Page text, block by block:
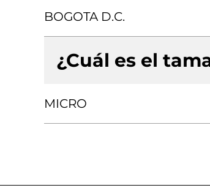
BOGOTA D.C.
¿Cuál es el
MICRO